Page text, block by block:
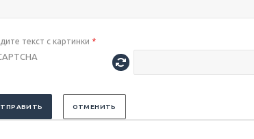
текст с картинки *
ОТМЕНИТЬ